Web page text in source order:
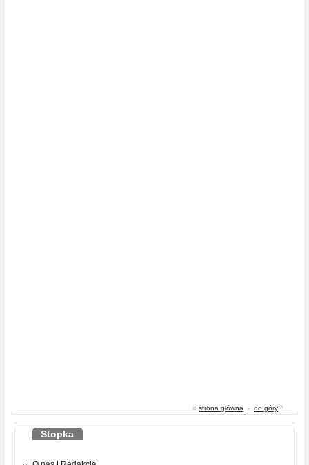
« strona główna - do góry ^
Stopka